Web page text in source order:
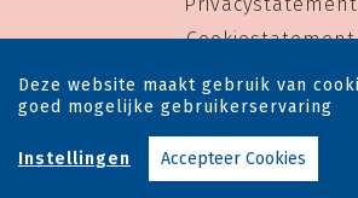
Cookiestatement
Cookie-instellingen
Copyright © 1983-2026 Uitgeverij Rainbow - Alle rechten
Deze website maakt gebruik van
goed mogelijke gebruikerservaring
Instellingen Accepteer Cookies